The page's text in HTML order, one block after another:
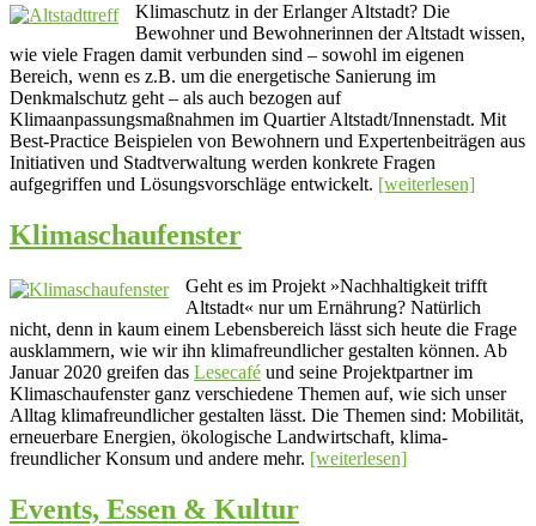
Klimaschutz in der Erlanger Altstadt? Die
Bewohner und Bewohnerinnen der Altstadt wissen,
wie viele Fragen damit verbunden sind – sowohl im eigenen
Bereich, wenn es z.B. um die energetische Sanierung im
Denkmalschutz geht – als auch bezogen auf
Klimaanpassungsmaßnahmen im Quartier Altstadt/Innenstadt. Mit
Best-Practice Beispielen von Bewohnern und Expertenbeiträgen aus
Initiativen und Stadtverwaltung werden konkrete Fragen
aufgegriffen und Lösungsvorschläge entwickelt. [weiterlesen]
Klimaschaufenster
Geht es im Projekt »Nachhaltigkeit trifft
Altstadt« nur um Ernährung? Natürlich
nicht, denn in kaum einem Lebensbereich lässt sich heute die Frage
ausklammern, wie wir ihn klimafreundlicher gestalten können. Ab
Januar 2020 greifen das Lesecafé und seine Projekt­partner im
Klimaschaufenster ganz verschiedene Themen auf, wie sich unser
Alltag klimafreundlicher gestalten lässt. Die Themen sind: Mobilität,
erneuerbare Energien, öko­lo­gische Land­wirtschaft, klima­
freundlicher Konsum und andere mehr. [weiterlesen]
Events, Essen & Kultur